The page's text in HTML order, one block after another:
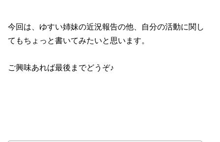
今回は、ゆすい姉妹の近況報告の他、自分の活動に関し
てもちょっと書いてみたいと思います。
ご興味あれば最後までどうぞ♪